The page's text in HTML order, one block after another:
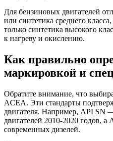
Для бензиновых двигателей
или синтетика среднего
только синтетика высокого
к нагреву и окислению.
Как правильно
маркировкой и
Обратите внимание, что
ACEA. Эти стандарты
двигателя. Например, API SN
двигателей 2010-2020 годов,
современных дизелей.